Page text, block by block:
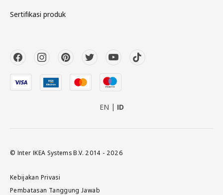
Sertifikasi produk
EN ID
© Inter IKEA Systems B.V. 2014 - 2026
Kebijakan Privasi
Pembatasan Tanggung Jawab